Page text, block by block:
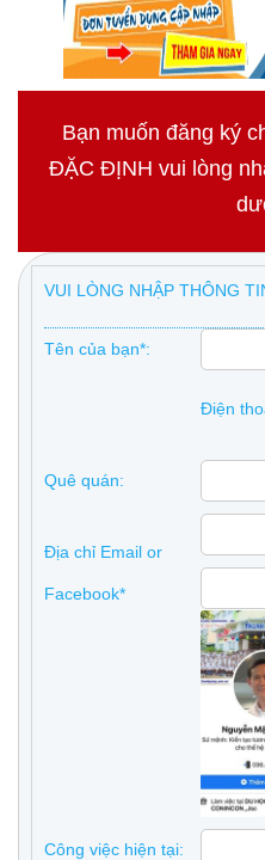
Bạn muốn đăng ký
ĐẶC ĐỊNH vui lòng
VUI LÒNG NHẬP THÔNG
Tên của bạn*:
Điện
Quê quán:
Địa chỉ Email or
Facebook*
Công việc hiện tại: